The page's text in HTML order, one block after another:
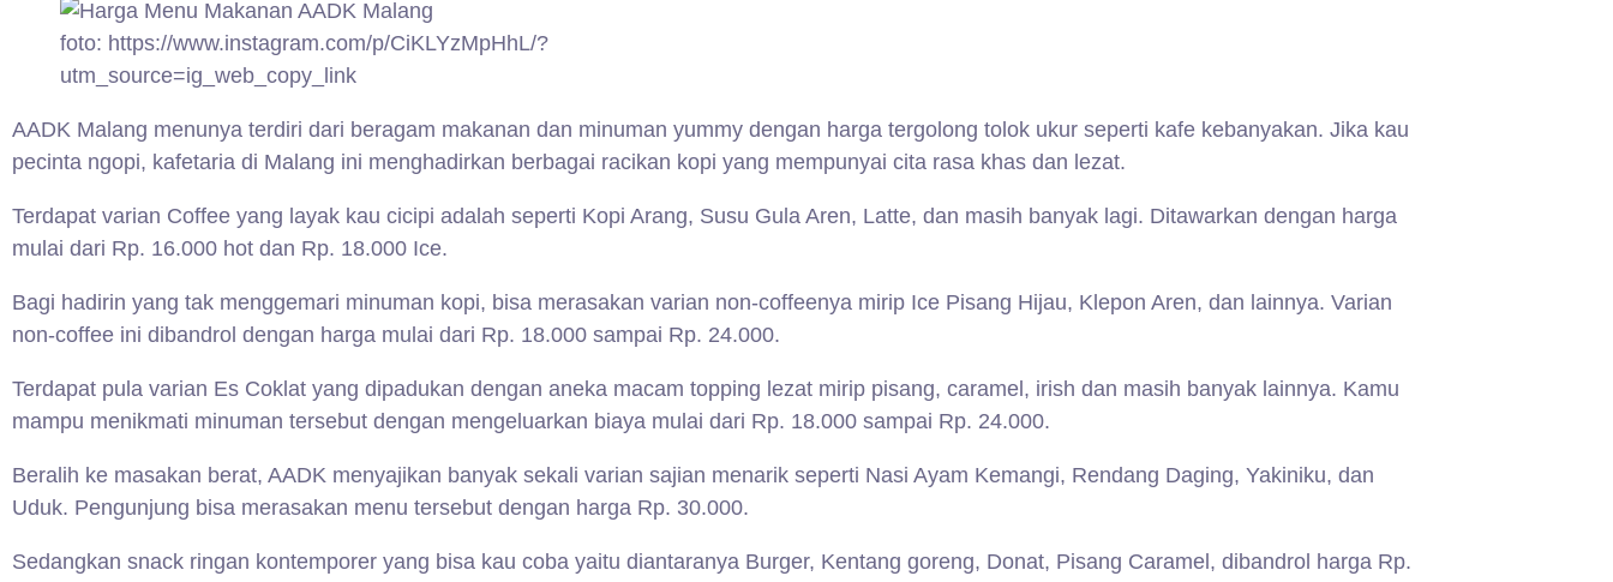
foto: https://www.instagram.com/p/CiKLYzMpHhL/?
utm_source=ig_web_copy_link
AADK Malang menunya terdiri dari beragam makanan dan minuman yummy dengan harga tergolong tolok ukur seperti kafe kebanyakan. Jika kau
pecinta ngopi, kafetaria di Malang ini menghadirkan berbagai racikan kopi yang mempunyai cita rasa khas dan lezat.
Terdapat varian Coffee yang layak kau cicipi adalah seperti Kopi Arang, Susu Gula Aren, Latte, dan masih banyak lagi. Ditawarkan dengan harga
mulai dari Rp. 16.000 hot dan Rp. 18.000 Ice.
Bagi hadirin yang tak menggemari minuman kopi, bisa merasakan varian non-coffeenya mirip Ice Pisang Hijau, Klepon Aren, dan lainnya. Varian
non-coffee ini dibandrol dengan harga mulai dari Rp. 18.000 sampai Rp. 24.000.
Terdapat pula varian Es Coklat yang dipadukan dengan aneka macam topping lezat mirip pisang, caramel, irish dan masih banyak lainnya. Kamu
mampu menikmati minuman tersebut dengan mengeluarkan biaya mulai dari Rp. 18.000 sampai Rp. 24.000.
Beralih ke masakan berat, AADK menyajikan banyak sekali varian sajian menarik seperti Nasi Ayam Kemangi, Rendang Daging, Yakiniku, dan
Uduk. Pengunjung bisa merasakan menu tersebut dengan harga Rp. 30.000.
Sedangkan snack ringan kontemporer yang bisa kau coba yaitu diantaranya Burger, Kentang goreng, Donat, Pisang Caramel, dibandrol harga Rp.